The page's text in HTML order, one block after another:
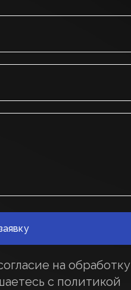
на обработку
c политикой